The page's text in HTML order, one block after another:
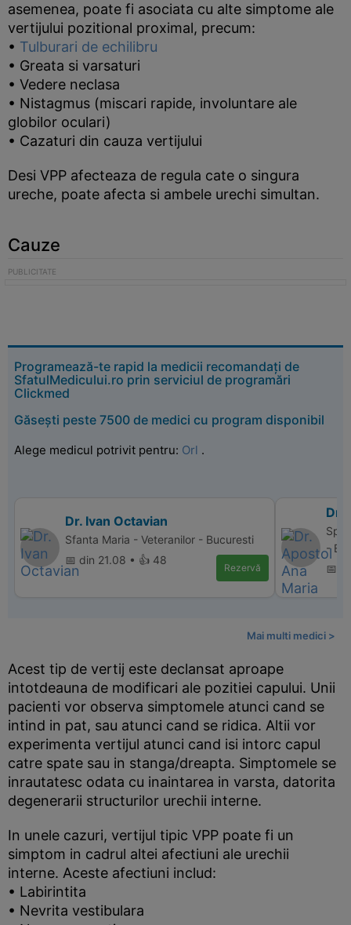
asemenea, poate fi asociata cu alte simptome ale
vertijului pozitional proximal, precum:
• Tulburari de echilibru
• Greata si varsaturi
• Vedere neclasa
• Nistagmus (miscari rapide, involuntare ale
globilor oculari)
• Cazaturi din cauza vertijului
Desi VPP afecteaza de regula cate o singura
ureche, poate afecta si ambele urechi simultan.
Cauze
Programează-te rapid la medicii recomandați de
SfatulMedicului.ro prin serviciul de programări
Clickmed
Găsești peste 7500 de medici cu program disponibil
Alege medicul potrivit pentru: Orl .
Dr. Ivan Octavian
Sfanta Maria - Veteranilor - Bucuresti
📅 din 21.08 • 👍 48
Rezervă
Dr.
-
📅
Mai multi medici >
Acest tip de vertij este declansat aproape
intotdeauna de modificari ale pozitiei capului. Unii
pacienti vor observa simptomele atunci cand se
intind in pat, sau atunci cand se ridica. Altii vor
experimenta vertijul atunci cand isi intorc capul
catre spate sau in stanga/dreapta. Simptomele se
inrautatesc odata cu inaintarea in varsta, datorita
degenerarii structurilor urechii interne.
In unele cazuri, vertijul tipic VPP poate fi un
simptom in cadrul altei afectiuni ale urechii
interne. Aceste afectiuni includ:
• Labirintita
• Nevrita vestibulara